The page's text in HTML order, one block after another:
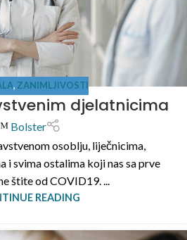
, ZANIMLJIVOSTI
djelatnicima
Bolster
osoblju, liječnicima,
i svima ostalima koji nas sa prve
štite od COVID19. ...
READING